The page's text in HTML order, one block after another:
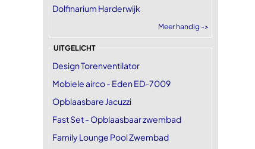
Dolfinarium Harderwijk
Meer handig ->
UITGELICHT
Design Torenventilator
Mobiele airco - Eden ED-7009
Opblaasbare Jacuzzi
Fast Set - Opblaasbaar zwembad
Family Lounge Pool Zwembad